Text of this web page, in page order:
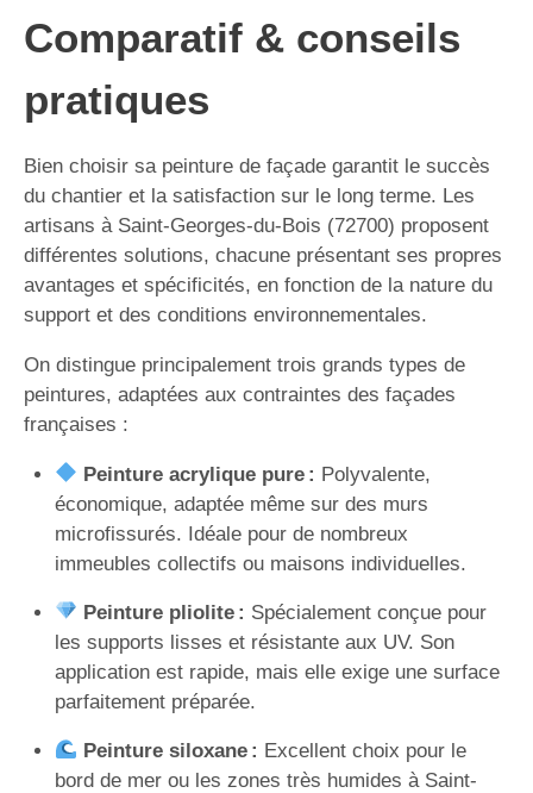
Comparatif & conseils
pratiques
Bien choisir sa peinture de façade garantit le succès
du chantier et la satisfaction sur le long terme. Les
artisans à Saint-Georges-du-Bois (72700) proposent
différentes solutions, chacune présentant ses propres
avantages et spécificités, en fonction de la nature du
support et des conditions environnementales.
On distingue principalement trois grands types de
peintures, adaptées aux contraintes des façades
françaises :
Peinture acrylique pure : Polyvalente,
économique, adaptée même sur des murs
microfissurés. Idéale pour de nombreux
immeubles collectifs ou maisons individuelles.
Peinture pliolite : Spécialement conçue pour
les supports lisses et résistante aux UV. Son
application est rapide, mais elle exige une surface
parfaitement préparée.
Peinture siloxane : Excellent choix pour le
bord de mer ou les zones très humides à Saint-